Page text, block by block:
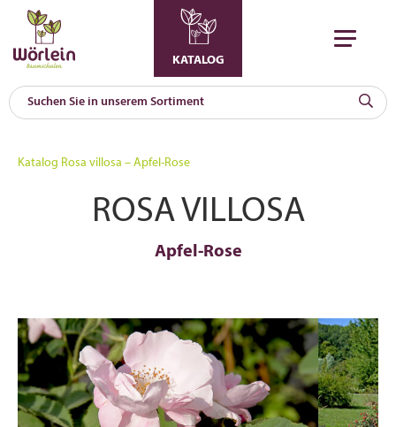
KATALOG
Katalog Rosa villosa – Apfel-Rose
ROSA VILLOSA
Apfel-Rose